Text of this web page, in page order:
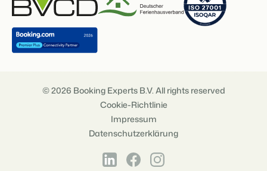
© 2026 Booking Experts B.V. All rights reserved
Cookie-Richtlinie
Impressum
Datenschutzerklärung